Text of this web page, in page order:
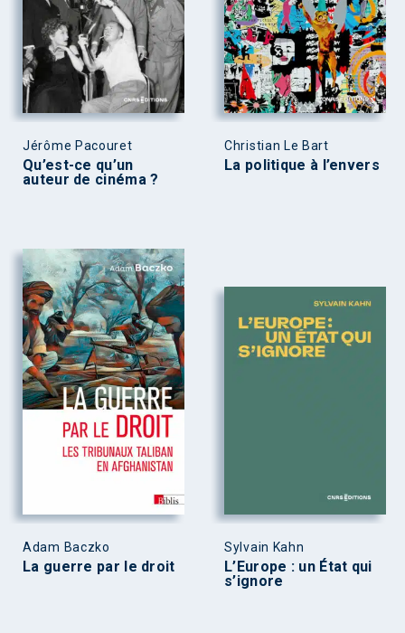
Jérôme Pacouret
Qu’est-ce qu’un
auteur de cinéma ?
Christian Le Bart
La politique à l’envers
Adam Baczko
La guerre par le droit
Sylvain Kahn
L’Europe : un État qui
s’ignore